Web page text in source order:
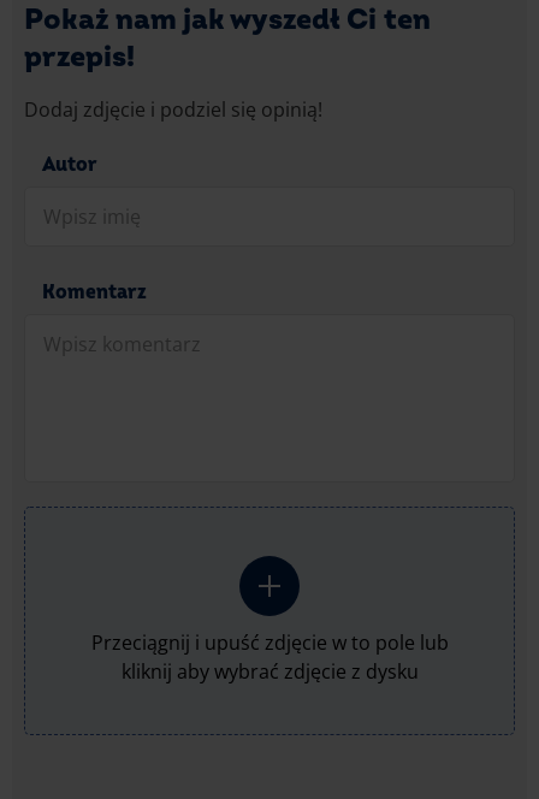
Pokaż nam jak wyszedł Ci ten
przepis!
Dodaj zdjęcie i podziel się opinią!
Autor
Komentarz
Przeciągnij i upuść zdjęcie w to pole lub
kliknij aby wybrać zdjęcie z dysku